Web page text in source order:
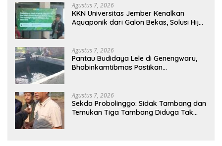
Agustus 7, 2026
KKN Universitas Jember Kenalkan
Aquaponik dari Galon Bekas, Solusi Hijau
Agustus 7, 2026
Pantau Budidaya Lele di Genengwaru,
Bhabinkamtibmas Pastikan
Agustus 7, 2026
Sekda Probolinggo: Sidak Tambang dan
Temukan Tiga Tambang Diduga Tak